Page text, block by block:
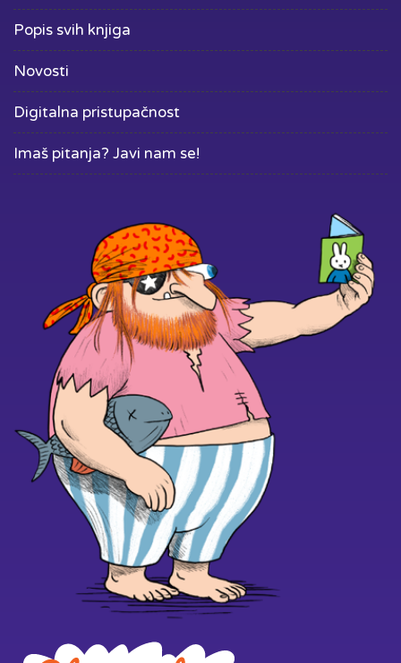
Popis svih knjiga
Novosti
Digitalna pristupačnost
Imaš pitanja? Javi nam se!